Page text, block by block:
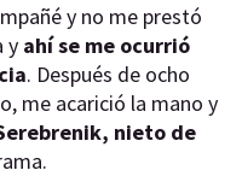
y no me prestó
y ahí se me ocurrió
. Después de ocho
me acarició la mano y
nieto de